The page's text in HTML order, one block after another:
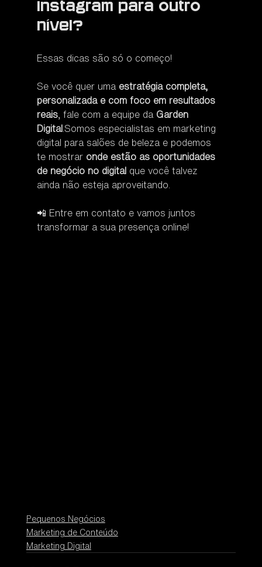
Instagram para outro
nível?
Essas dicas são só o começo!
Se você quer uma estratégia completa,
personalizada e com foco em resultados
reais, fale com a equipe da Garden
Digital.Somos especialistas em marketing
digital para salões de beleza e podemos
te mostrar onde estão as oportunidades
de negócio no digital que você talvez
ainda não esteja aproveitando.
📲 Entre em contato e vamos juntos
transformar a sua presença online!
Pequenos Negócios
Marketing de Conteúdo
Marketing Digital